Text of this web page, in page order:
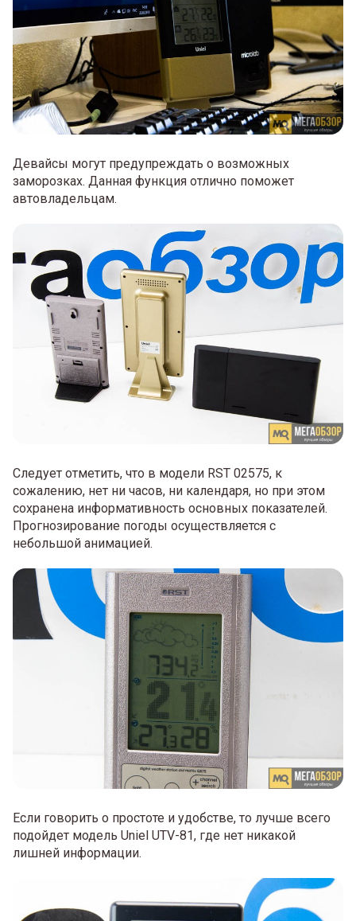
Девайсы могут предупреждать о возможных
заморозках. Данная функция отлично поможет
автовладельцам.
Следует отметить, что в модели RST 02575, к
сожалению, нет ни часов, ни календаря, но при этом
сохранена информативность основных показателей.
Прогнозирование погоды осуществляется с
небольшой анимацией.
Если говорить о простоте и удобстве, то лучше всего
подойдет модель Uniel UTV-81, где нет никакой
лишней информации.